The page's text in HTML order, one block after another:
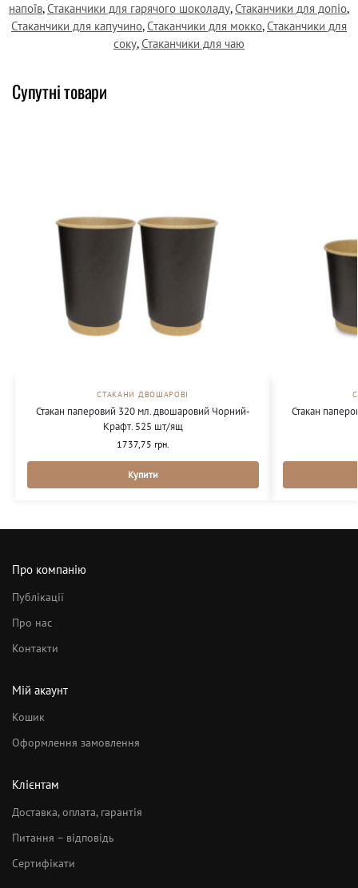
напоїв,Стаканчики для гарячого шоколаду,Стаканчики для допіо,
Стаканчики для капучино,Стаканчики для мокко,Стаканчики для
соку,Стаканчики для чаю
Супутні товари
СТАКАНИ ДВОШАРОВІ
Стакан паперовий 320 мл. двошаровий Чорний-
Крафт. 525 шт/ящ
1737,75 грн.
Купити
Стакан
Про компанію
Публікації
Про нас
Контакти
Мій акаунт
Кошик
Оформлення замовлення
Клієнтам
Доставка, оплата, гарантія
Питання – відповідь
Сертифікати